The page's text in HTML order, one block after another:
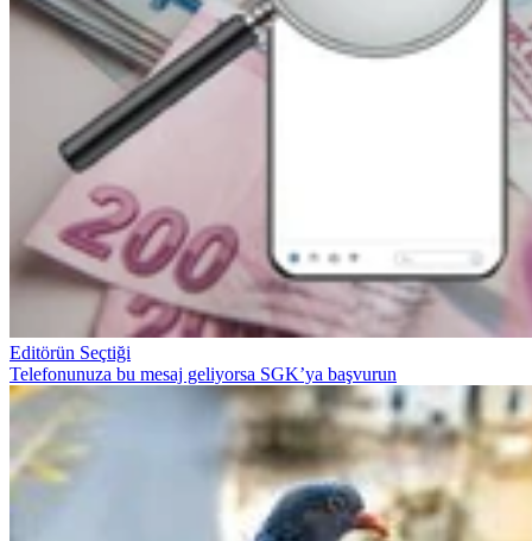
Editörün Seçtiği
Telefonunuza bu mesaj geliyorsa SGK’ya başvurun